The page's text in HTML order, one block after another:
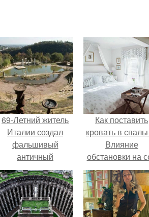
69-Летний житель
Италии создал
фальшивый
античный
амфитеатр и
долгое время
успешно выдавал
его за настоящее
Как поставить
кровать в
Влияние
обстановки на